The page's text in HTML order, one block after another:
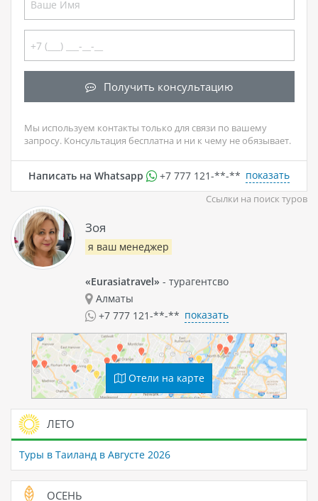
Получить консультацию
Мы используем контакты только для связи по вашему
запросу. Консультация бесплатна и ни к чему не обязывает.
Написать на Whatsapp +7 777 121-**-** показать
Ссылки на поиск туров
Зоя
я ваш менеджер
«Eurasiatravel» - турагентсво
Алматы
+7 777 121-**-** показать
Отели на карте
ЛЕТО
Туры в Таиланд в Августе 2026
ОСЕНЬ